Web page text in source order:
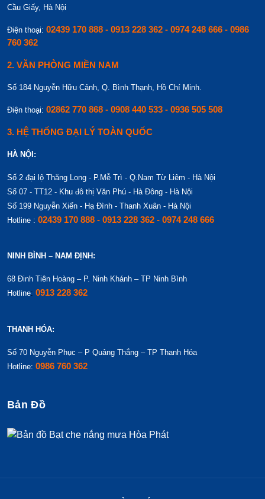
Cầu Giấy, Hà Nội
Điện thoại: 02439 170 888 - 0913 228 362 - 0974 248 666 - 0986
760 362
2. VĂN PHÒNG MIỀN NAM
Số 184 Nguyễn Hữu Cảnh, Q. Bình Thạnh, Hồ Chí Minh.
Điện thoại: 02862 770 868 - 0908 440 533 - 0936 505 508
3. HỆ THỐNG ĐẠI LÝ TOÀN QUỐC
HÀ NỘI:
Số 2 đại lộ Thăng Long - P.Mễ Trì - Q.Nam Từ Liêm - Hà Nội
Số 07 - TT12 - Khu đô thị Văn Phú - Hà Đông - Hà Nội
Số 199 Nguyễn Xiển - Hạ Đình - Thanh Xuân - Hà Nội
Hotline : 02439 170 888 - 0913 228 362 - 0974 248 666
NINH BÌNH – NAM ĐỊNH:
68 Đinh Tiên Hoàng – P. Ninh Khánh – TP Ninh Bình
Hotline: 0913 228 362
THANH HÓA:
Số 70 Nguyễn Phục – P Quảng Thắng – TP Thanh Hóa
Hotline: 0986 760 362
Bản Đồ